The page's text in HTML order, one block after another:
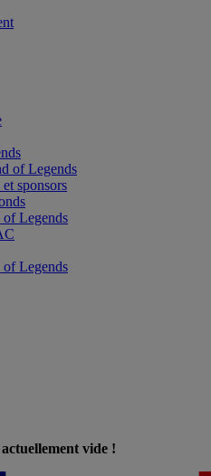
of Legends
sponsors
Legends
Legends
vide !